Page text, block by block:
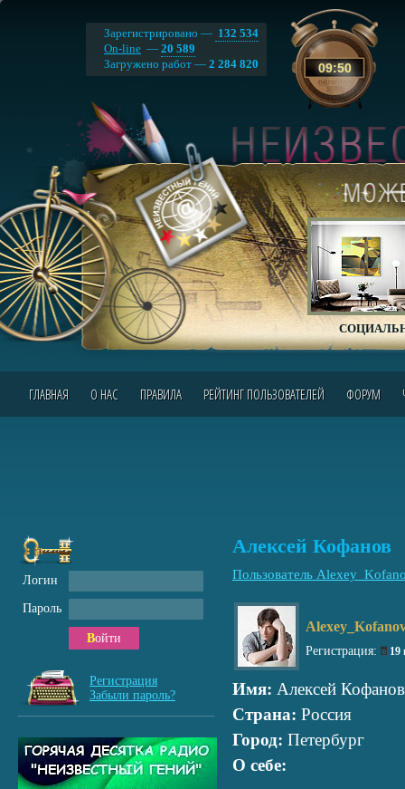
09:50
Зарегистрировано — 132 534
On-line — 20 589
Загружено работ — 2 284 820
ГЛАВНАЯ О НАС ПРАВИЛА РЕЙТИНГ ПОЛЬЗОВАТЕЛЕЙ ФОРУМ
Алексей Кофанов
Пользователь
Регистрация: 19
Имя: Алексей Кофанов
Страна: Россия
Город: Петербург
О себе:
Логин
Пароль
Войти
Регистрация
Забыли пароль?